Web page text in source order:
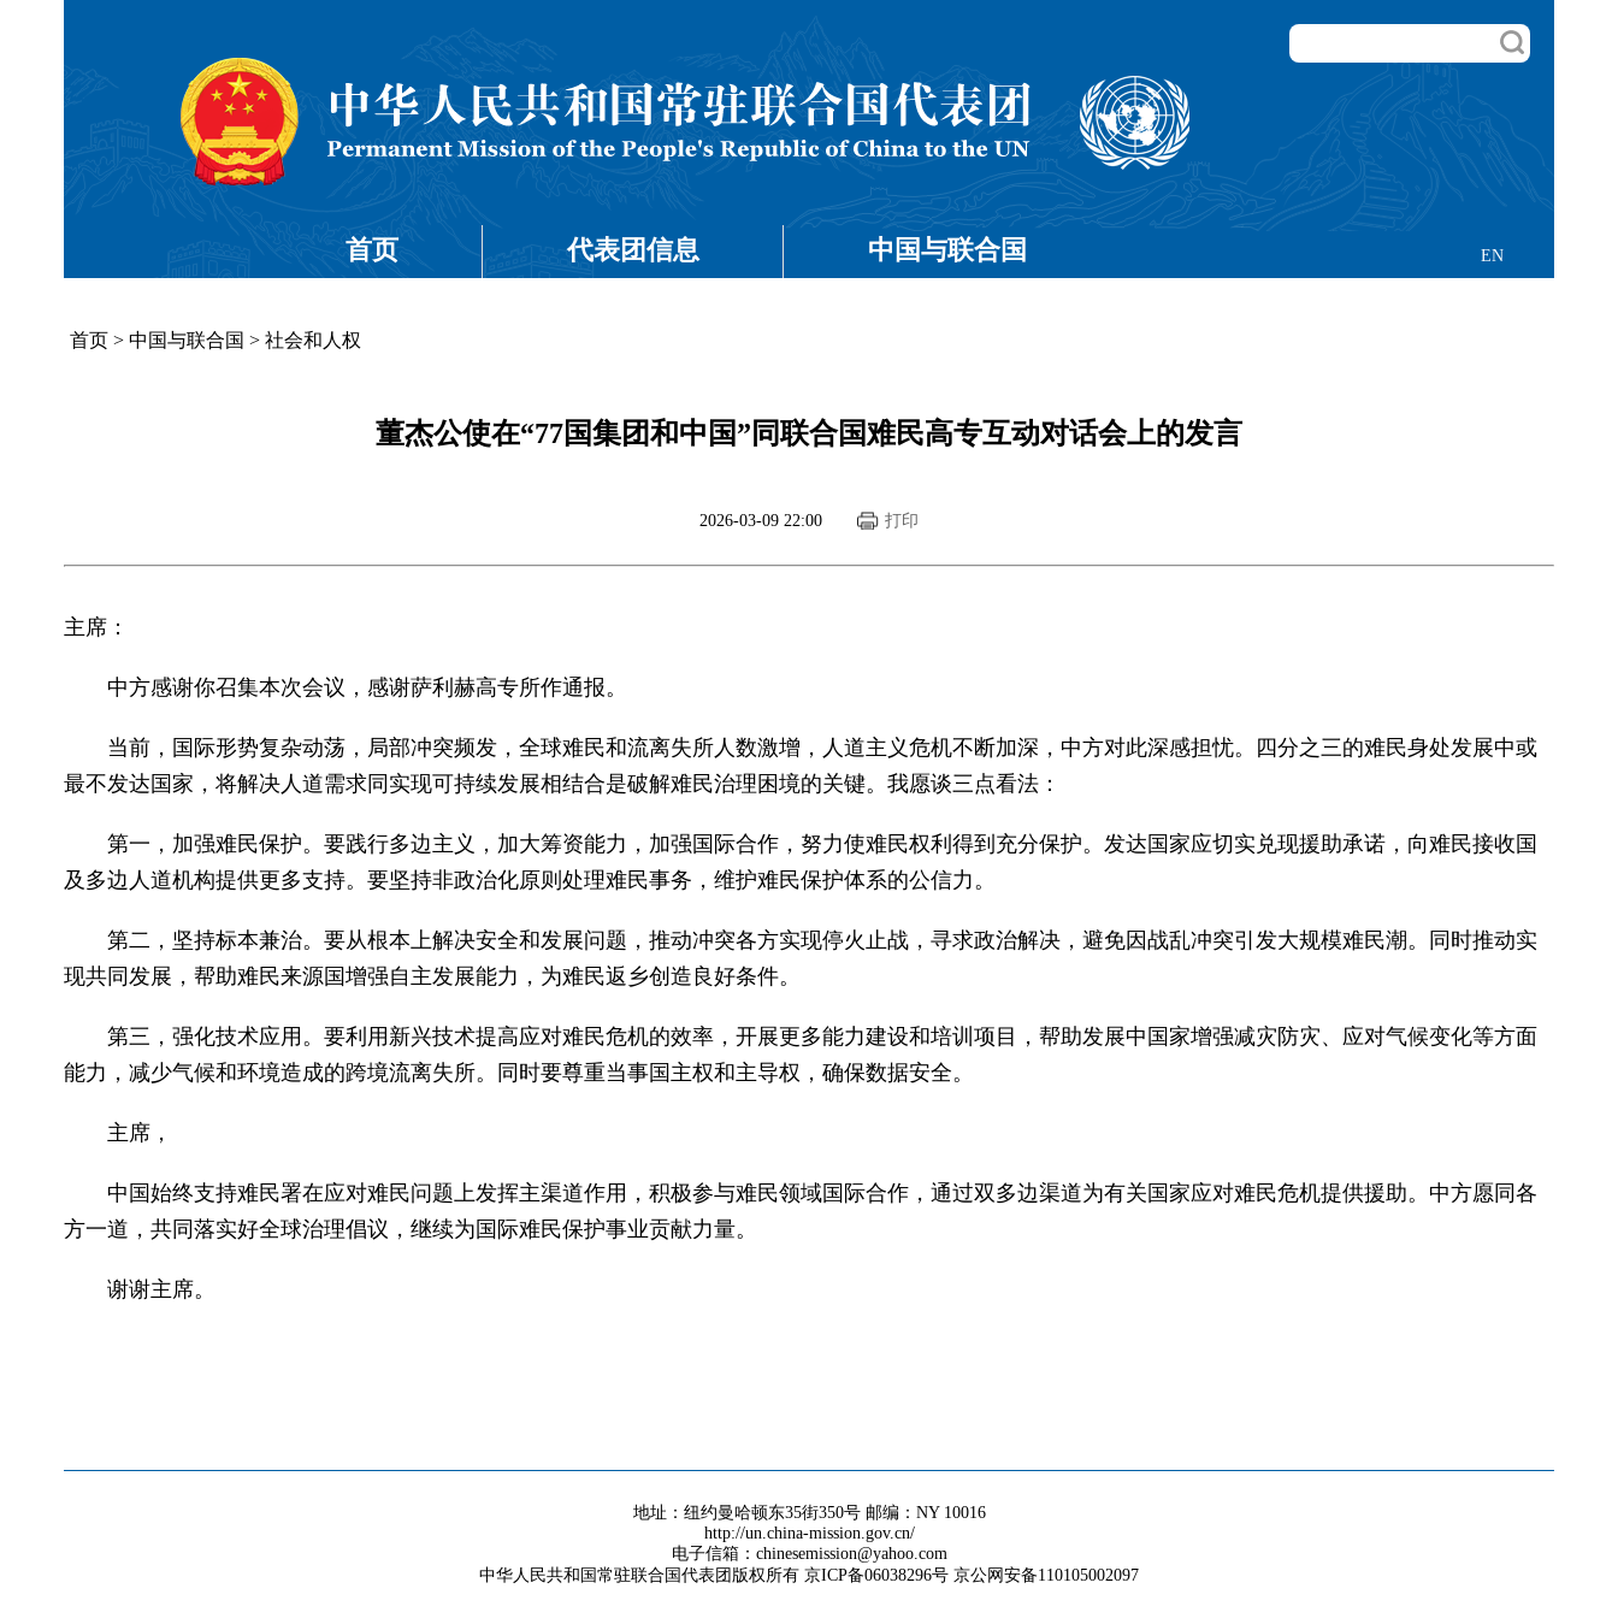
EN
首页 代表团信息 中国与联合国
首页 > 中国与联合国 > 社会和人权
董杰公使在“77国集团和中国”同联合国难民高专互动对话会上的发言
2026-03-09 22:00 打印
主席：
中方感谢你召集本次会议，感谢萨利赫高专所作通报。
当前，国际形势复杂动荡，局部冲突频发，全球难民和流离失所人数激增，人道主义危机不断加深，中方对此深感担忧。四分之三的难民身处发展中或
最不发达国家，将解决人道需求同实现可持续发展相结合是破解难民治理困境的关键。我愿谈三点看法：
第一，加强难民保护。要践行多边主义，加大筹资能力，加强国际合作，努力使难民权利得到充分保护。发达国家应切实兑现援助承诺，向难民接收国
及多边人道机构提供更多支持。要坚持非政治化原则处理难民事务，维护难民保护体系的公信力。
第二，坚持标本兼治。要从根本上解决安全和发展问题，推动冲突各方实现停火止战，寻求政治解决，避免因战乱冲突引发大规模难民潮。同时推动实
现共同发展，帮助难民来源国增强自主发展能力，为难民返乡创造良好条件。
第三，强化技术应用。要利用新兴技术提高应对难民危机的效率，开展更多能力建设和培训项目，帮助发展中国家增强减灾防灾、应对气候变化等方面
能力，减少气候和环境造成的跨境流离失所。同时要尊重当事国主权和主导权，确保数据安全。
主席，
中国始终支持难民署在应对难民问题上发挥主渠道作用，积极参与难民领域国际合作，通过双多边渠道为有关国家应对难民危机提供援助。中方愿同各
方一道，共同落实好全球治理倡议，继续为国际难民保护事业贡献力量。
谢谢主席。
地址：纽约曼哈顿东35街350号 邮编：NY 10016
http://un.china-mission.gov.cn/
电子信箱：chinesemission@yahoo.com
中华人民共和国常驻联合国代表团版权所有 京ICP备06038296号 京公网安备110105002097